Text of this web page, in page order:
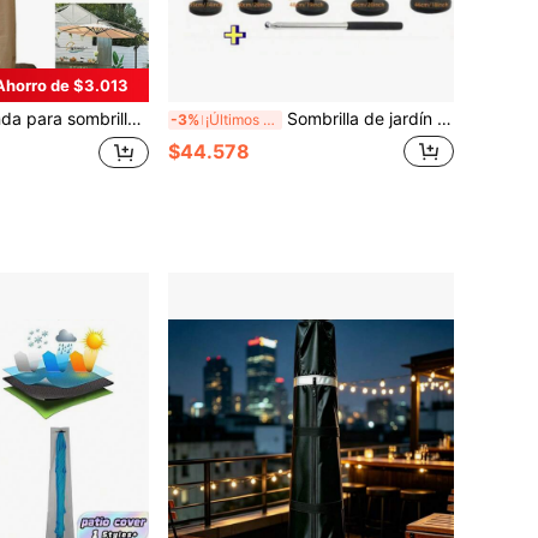
de $3.013
al agua, a los rayos UV y duradera para muebles de exterior -3% ¡Últimos 3 días Sombrilla de jardín grande para exteriores con poste de soporte, hecha de material de poliéster duradero, protección UV, cordón ajustable y hebilla a prueba de viento, adecuada para jardín, patio y áreas de piscina
$44.578